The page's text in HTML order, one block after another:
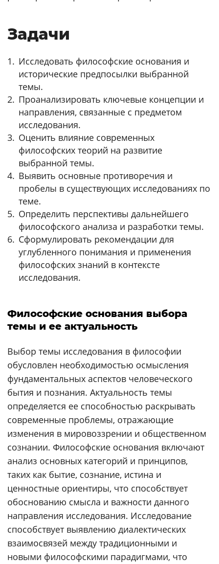
Задачи
Исследовать философские основания и
исторические предпосылки выбранной
темы.
Проанализировать ключевые концепции и
направления, связанные с предметом
исследования.
Оценить влияние современных
философских теорий на развитие
выбранной темы.
Выявить основные противоречия и
пробелы в существующих исследованиях по
теме.
Определить перспективы дальнейшего
философского анализа и разработки темы.
Сформулировать рекомендации для
углубленного понимания и применения
философских знаний в контексте
исследования.
Философские основания выбора
темы и ее актуальность
Выбор темы исследования в философии
обусловлен необходимостью осмысления
фундаментальных аспектов человеческого
бытия и познания. Актуальность темы
определяется ее способностью раскрывать
современные проблемы, отражающие
изменения в мировоззрении и общественном
сознании. Философские основания включают
анализ основных категорий и принципов,
таких как бытие, сознание, истина и
ценностные ориентиры, что способствует
обоснованию смысла и важности данного
направления исследования. Исследование
способствует выявлению диалектических
взаимосвязей между традиционными и
новыми философскими парадигмами, что